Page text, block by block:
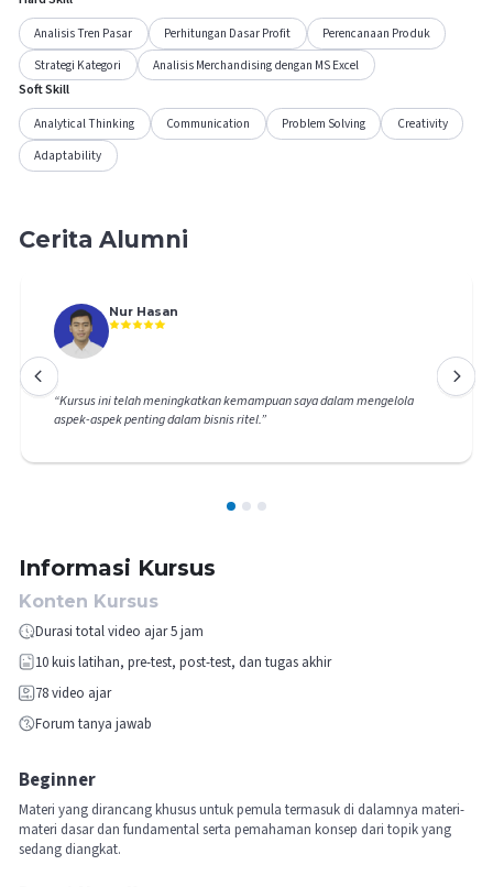
Analisis Tren Pasar
Perhitungan Dasar Profit
Perencanaan Produk
Strategi Kategori
Analisis Merchandising dengan MS Excel
Soft Skill
Analytical Thinking
Communication Problem Solving
Creativity
Adaptability
Cerita Alumni
Nur Hasan
“Kursus ini telah meningkatkan kemampuan saya dalam mengelola
aspek-aspek penting dalam bisnis ritel.”
1 2 3
Informasi Kursus
Beginner
Materi yang dirancang khusus untuk pemula termasuk di dalamnya materi-
materi dasar dan fundamental serta pemahaman konsep dari topik yang
sedang diangkat.
Konten Kursus
Durasi total video ajar 5 jam
10kuis latihan, pre-test, post-test, dan tugas akhir
78video ajar
Forum tanya jawab